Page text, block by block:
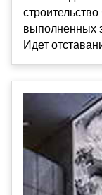
выполненных
Идет